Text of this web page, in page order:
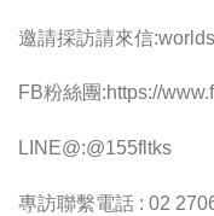
邀請採訪請來信:
FB粉絲團:https://
LINE@:@155fltks
專訪聯繫電話 : 02